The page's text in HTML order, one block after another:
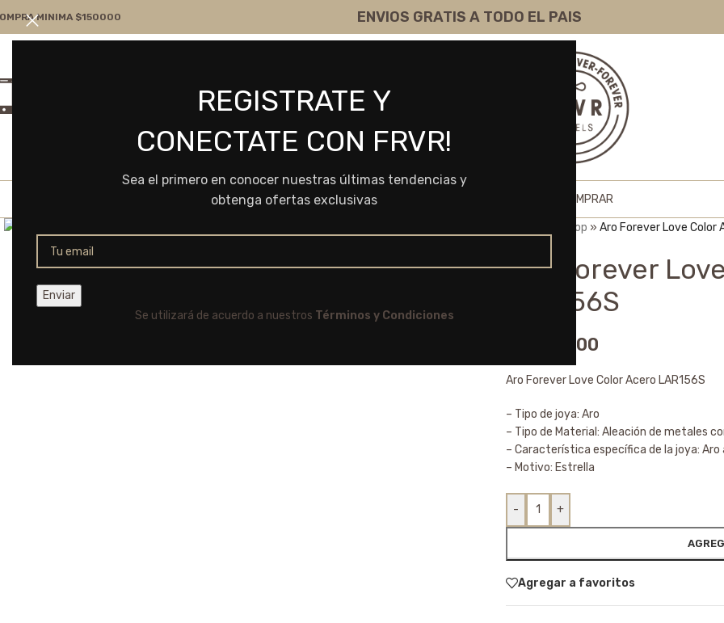
REGISTRATE Y
CONECTATE CON FRVR!
Sea el primero en conocer nuestras últimas tendencias y
obtenga ofertas exclusivas
Se utilizará de acuerdo a nuestros Términos y Condiciones
MINIMA $150000 ENVIOS GRATIS A TODO EL PAIS
ventas@frvr.com.ar
HOME COMO COMPRAR
Shop » Aro Forever Love Color
Aro Forever
LAR156S
4.650,00
Aro Forever Love Color Acero LAR156S
– Tipo de joya: Aro
– Tipo de Material: Aleación de metales
– Característica específica de la joya:
– Motivo: Estrella
- +
Agregar a favoritos